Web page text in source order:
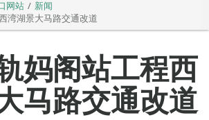
网站
新闻
湾湖景大马路交通改道
妈阁站工程西
马路交通改道